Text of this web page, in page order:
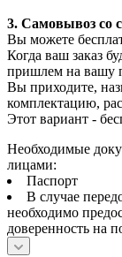
3. Самовывоз со
Вы можете
Когда ваш заказ
пришлем на вашу
Вы приходите,
комплектацию,
Этот вариант -
Необходимые
лицами:
Паспорт
В случае
необходимо
доверенность на